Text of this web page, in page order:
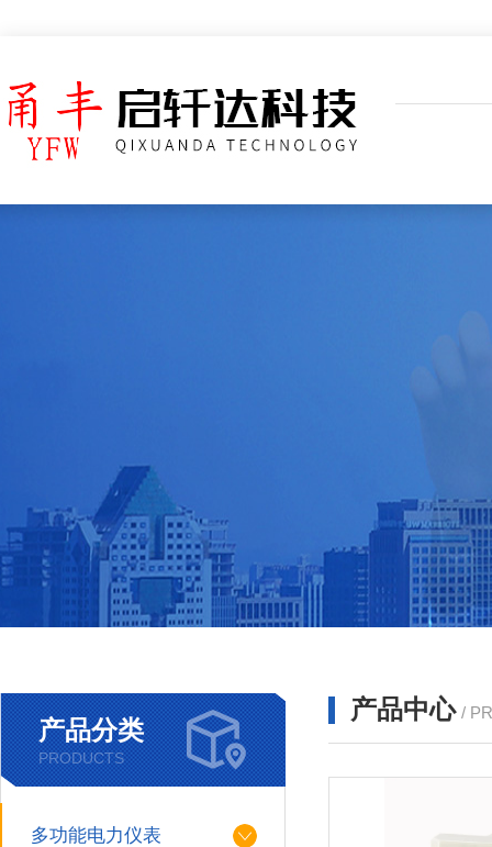
产品分类
PRODUCTS
多功能电力仪表
产品中心 /